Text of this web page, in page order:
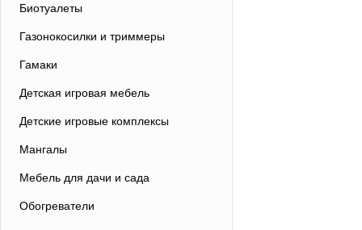
Биотуалеты
Газонокосилки и триммеры
Гамаки
Детская игровая мебель
Детские игровые комплексы
Мангалы
Мебель для дачи и сада
Обогреватели